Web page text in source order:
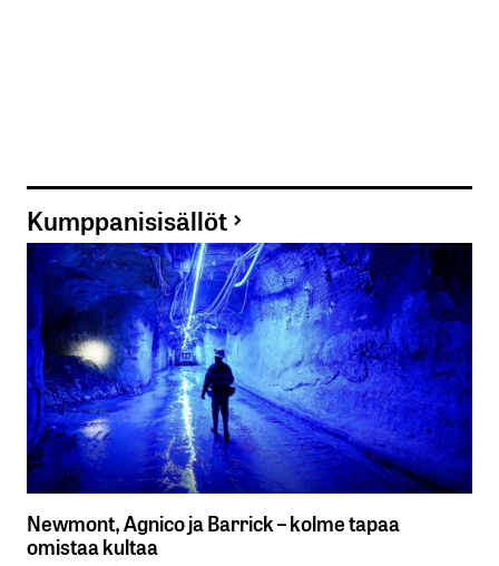
Kumppanisisällöt
Newmont, Agnico ja Barrick – kolme tapaa
omistaa kultaa